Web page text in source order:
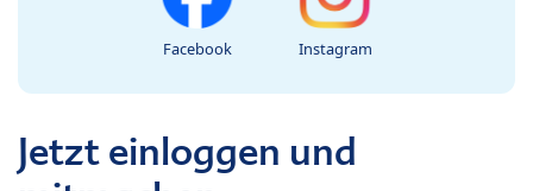
Facebook Instagram
Jetzt einloggen und